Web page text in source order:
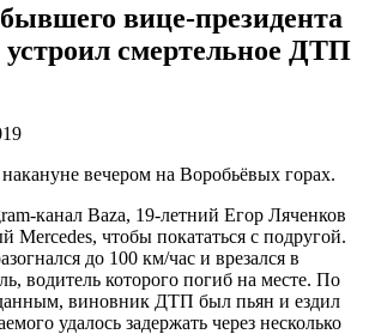
вице-президента
смертельное ДТП
вечером на Воробьёвых горах.
канал Baza, 19-летний Егор Ляченков
Mercedes, чтобы покататься с подругой.
до 100 км/час и врезался в
водитель которого погиб на месте. По
виновник ДТП был пьян и ездил
удалось задержать через несколько